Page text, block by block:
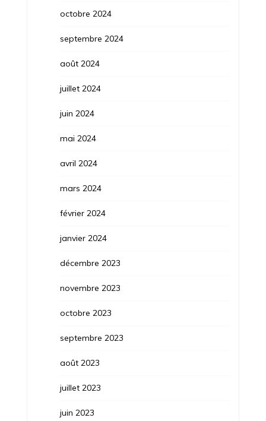
octobre 2024
septembre 2024
août 2024
juillet 2024
juin 2024
mai 2024
avril 2024
mars 2024
février 2024
janvier 2024
décembre 2023
novembre 2023
octobre 2023
septembre 2023
août 2023
juillet 2023
juin 2023